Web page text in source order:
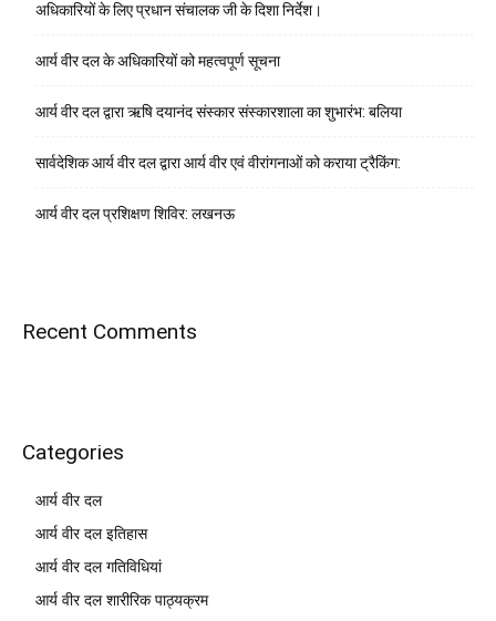
अधिकारियों के लिए प्रधान संचालक जी के दिशा निर्देश।
आर्य वीर दल के अधिकारियों को महत्वपूर्ण सूचना
आर्य वीर दल द्वारा ऋषि दयानंद संस्कार संस्कारशाला का शुभारंभ: बलिया
सार्वदेशिक आर्य वीर दल द्वारा आर्य वीर एवं वीरांगनाओं को कराया ट्रैकिंग:
आर्य वीर दल प्रशिक्षण शिविर: लखनऊ
Recent Comments
Categories
आर्य वीर दल
आर्य वीर दल इतिहास
आर्य वीर दल गतिविधियां
आर्य वीर दल शारीरिक पाठ्यक्रम